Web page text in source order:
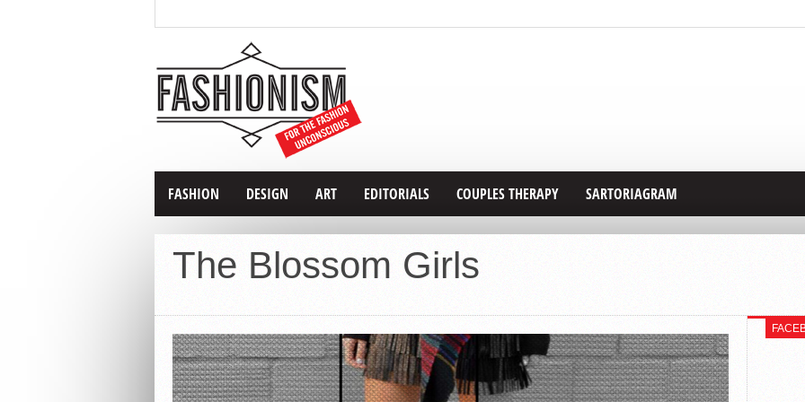
FASHION DESIGN ART EDITORIALS COUPLES THERAPY SARTORIAGRAM
The Blossom Girls